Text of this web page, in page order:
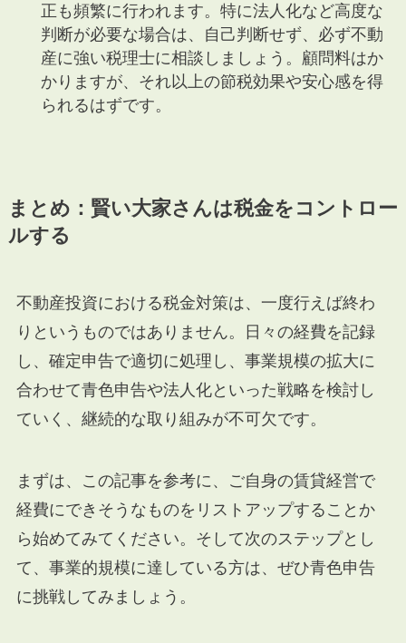
正も頻繁に行われます。特に法人化など高度な
判断が必要な場合は、自己判断せず、必ず不動
産に強い税理士に相談しましょう。顧問料はか
かりますが、それ以上の節税効果や安心感を得
られるはずです。
まとめ：賢い大家さんは税金をコントロー
ルする
不動産投資における税金対策は、一度行えば終わ
りというものではありません。日々の経費を記録
し、確定申告で適切に処理し、事業規模の拡大に
合わせて青色申告や法人化といった戦略を検討し
ていく、継続的な取り組みが不可欠です。
まずは、この記事を参考に、ご自身の賃貸経営で
経費にできそうなものをリストアップすることか
ら始めてみてください。そして次のステップとし
て、事業的規模に達している方は、ぜひ青色申告
に挑戦してみましょう。